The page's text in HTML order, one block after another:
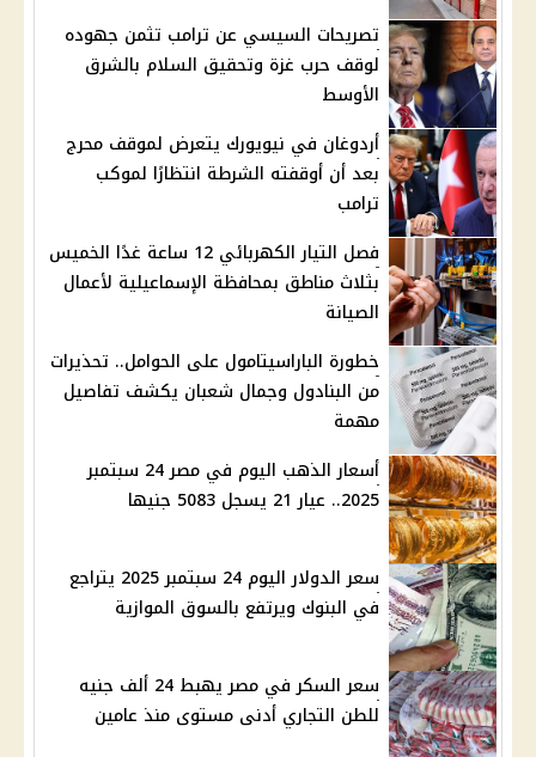
تصريحات السيسي عن ترامب تثمن جهوده
لوقف حرب غزة وتحقيق السلام بالشرق
الأوسط
أردوغان في نيويورك يتعرض لموقف محرج
بعد أن أوقفته الشرطة انتظارًا لموكب
ترامب
فصل التيار الكهربائي 12 ساعة غدًا الخميس
بثلاث مناطق بمحافظة الإسماعيلية لأعمال
الصيانة
خطورة الباراسيتامول على الحوامل.. تحذيرات
من البنادول وجمال شعبان يكشف تفاصيل
مهمة
أسعار الذهب اليوم في مصر 24 سبتمبر
2025.. عيار 21 يسجل 5083 جنيها
سعر الدولار اليوم 24 سبتمبر 2025 يتراجع
في البنوك ويرتفع بالسوق الموازية
سعر السكر في مصر يهبط 24 ألف جنيه
للطن التجاري أدنى مستوى منذ عامين